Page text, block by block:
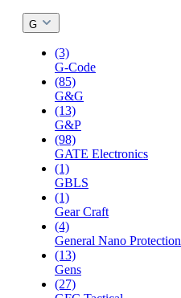
G
(3)
G-Code
(85)
G&G
(13)
G&P
(98)
GATE Electronics
(1)
GBLS
(1)
Gear Craft
(4)
General Nano Protection
(13)
Gens
(27)